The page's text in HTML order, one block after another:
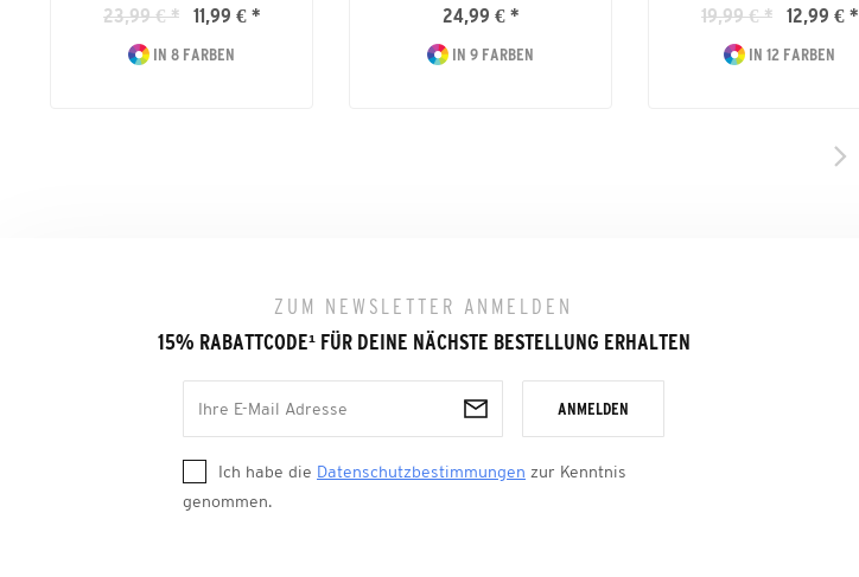
23,99 € * 11,99 € *
IN 8 FARBEN
24,99 € *
IN 9 FARBEN
19,99 € * 12,99 € *
IN 12 FARBEN
ZUM NEWSLETTER ANMELDEN
15% RABATTCODE¹FÜR DEINE NÄCHSTE BESTELLUNG ERHALTEN
ANMELDEN
Ich habe die Datenschutzbestimmungen zur Kenntnis
genommen.